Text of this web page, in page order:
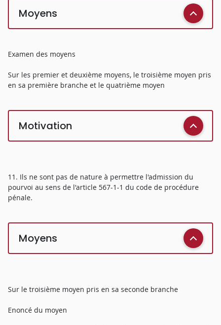
Moyens
Examen des moyens
Sur les premier et deuxième moyens, le troisième moyen pris
en sa première branche et le quatrième moyen
Motivation
11. Ils ne sont pas de nature à permettre l'admission du
pourvoi au sens de l'article 567-1-1 du code de procédure
pénale.
Moyens
Sur le troisième moyen pris en sa seconde branche
Enoncé du moyen